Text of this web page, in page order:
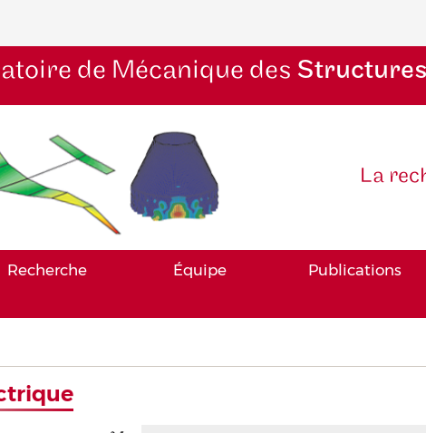
de Mécanique des Structures
La
Recherche Équipe Publications